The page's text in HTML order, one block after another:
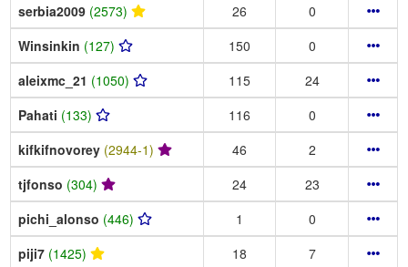
serbia2009 (2573) 26
0
Winsinkin (127) 150
0
aleixmc_21 (1050) 115
24
Pahati (133) 116
0
kifkifnovorey (2944-1) 46
2
tjfonso (304) 24
23
pichi_alonso (446) 1
0
piji7 (1425) 18
7